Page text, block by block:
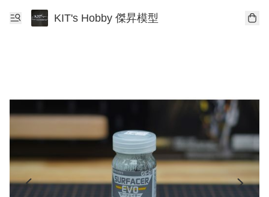
KIT's Hobby 傑昇模型